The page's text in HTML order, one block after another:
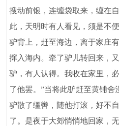
搜动前银，连缠袋取来，缠在
此，天明时有人看见，须是不
驴背上，赶至海边，离于家庄
撺入海内。牵了驴儿转回来，
驴，有人认得。我收在家里，
了他罢。”当将此驴赶至黄铺舍
驴散了缰辔，随他打滚，好不
了。是夜于大郊悄悄地回家，无